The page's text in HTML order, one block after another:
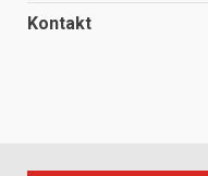
Kontakt